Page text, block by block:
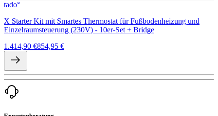
tado°
X Starter Kit mit Smartes Thermostat für Fußbodenheizung und
Einzelraumsteuerung (230V) - 10er-Set + Bridge
1.414,90 €854,95 €